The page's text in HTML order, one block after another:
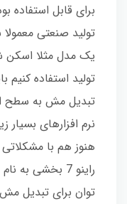
برای قابل استفاده
تولید صنعتی
یک مدل مثلا اسکن
تولید استفاده
تبدیل مش به سطح
نرم افزارهای بسیار
هنوز هم با
توان برای تبدیل مش